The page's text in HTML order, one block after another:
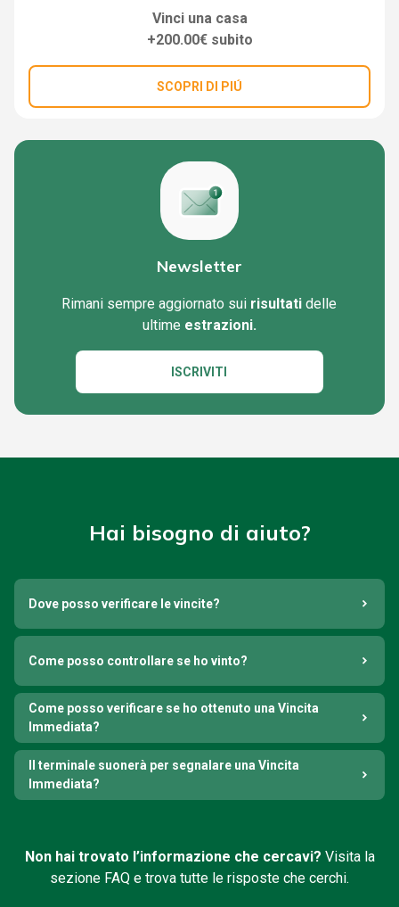
Vinci una casa
+200.00€ subito
SCOPRI DI PIÚ
Newsletter
Rimani sempre aggiornato sui risultati delle
ultime estrazioni.
ISCRIVITI
Hai bisogno di aiuto?
Dove posso verificare le vincite?
Come posso controllare se ho vinto?
Come posso verificare se ho ottenuto una Vincita
Immediata?
Il terminale suonerà per segnalare una Vincita
Immediata?
Non hai trovato l’informazione che cercavi? Visita la
sezione FAQ e trova tutte le risposte che cerchi.